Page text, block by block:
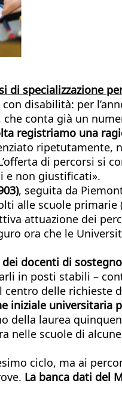
specializzazione
disabilità: per
conta già un
registriamo una
ripetutamente,
di percorsi si
e non giustificati».
, seguita da
alle scuole primarie
attuazione dei
ora che le
docenti di sostegno
in posti stabili –
centro delle richieste
iniziale universitaria
della laurea
scuole di
ciclo, ma ai
La banca dati del